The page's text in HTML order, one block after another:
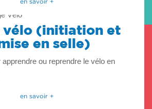
vélo (initiation et
en selle)
ou reprendre le vélo en
en savoir +